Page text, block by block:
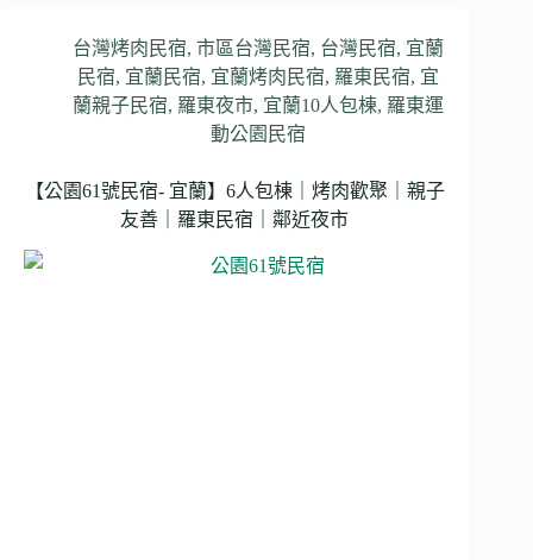
台灣烤肉民宿,市區台灣民宿, 台灣民宿, 宜蘭
民宿, 宜蘭民宿, 宜蘭烤肉民宿, 羅東民宿, 宜
蘭親子民宿, 羅東夜市, 宜蘭10人包棟, 羅東運
動公園民宿
【公園61號民宿- 宜蘭】6人包棟｜烤肉歡聚｜親子
友善｜羅東民宿｜鄰近夜市